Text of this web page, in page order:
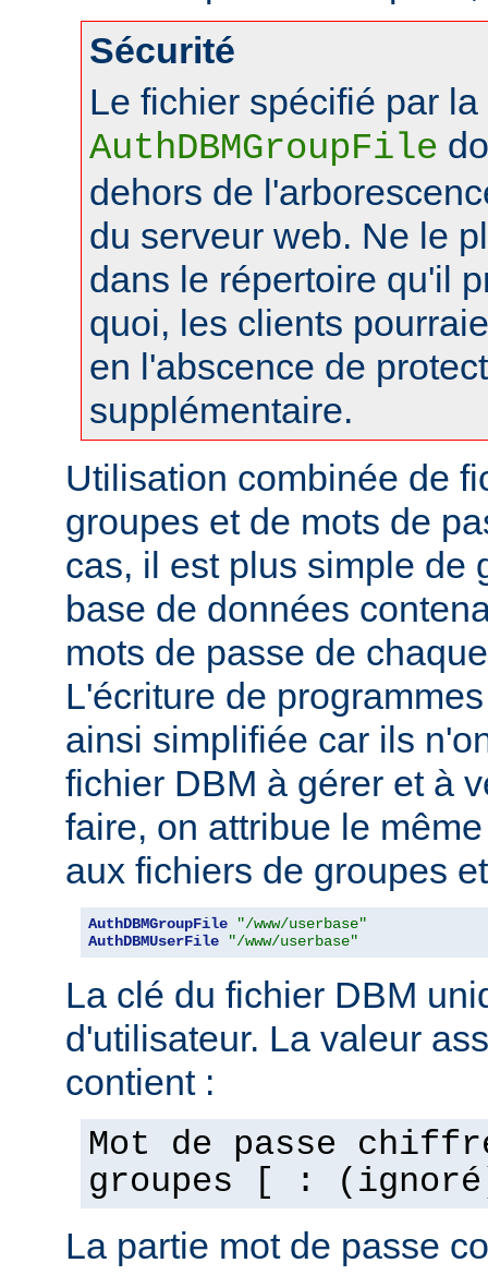
Sécurité
Le fichier spécifié par
AuthDBMGroupFile
dehors de
du serveur web. Ne le
dans le répertoire qu'il
quoi, les clients
en l'abscence de
supplémentaire.
Utilisation combinée de
groupes et de mots de
cas, il est plus simple de
base de données
mots de passe de
L'écriture de
ainsi simplifiée car ils
fichier DBM à gérer et à
faire, on attribue le
aux fichiers de groupes
AuthDBMGroupFile
"/www/userbase"
AuthDBMUserFile
"/www/userbase"
La clé du fichier DBM
d'utilisateur. La valeur
contient :
Mot de passe
groupes [ :
La partie mot de passe